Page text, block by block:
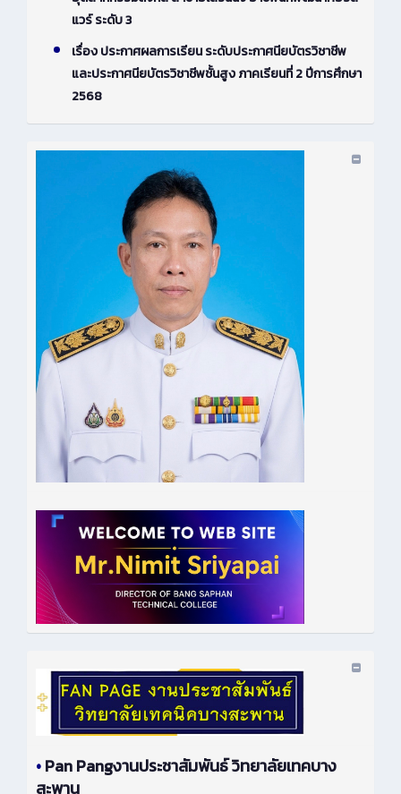
แวร์ ระดับ 3
เรื่อง ประกาศผลการเรียน ระดับประกาศนียบัตรวิชาชีพ
และประกาศนียบัตรวิชาชีพชั้นสูง ภาคเรียนที่ 2 ปีการศึกษา
2568
•Pan Pangงานประชาสัมพันธ์ วิทยาลัยเทคบาง
สะพาน